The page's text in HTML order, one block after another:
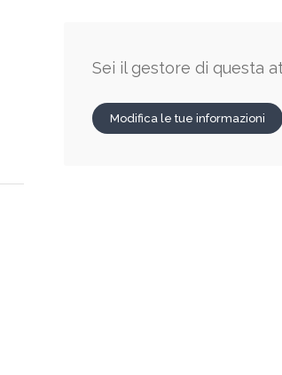
Sei il gestore di questa
Modifica le tue informazioni